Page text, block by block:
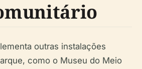
outras instalações
como o Museu do Meio